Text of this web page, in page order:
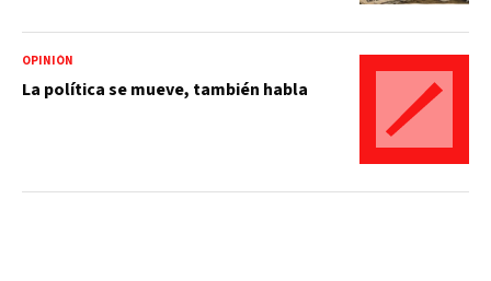
OPINIÓN
La política se mueve, también habla